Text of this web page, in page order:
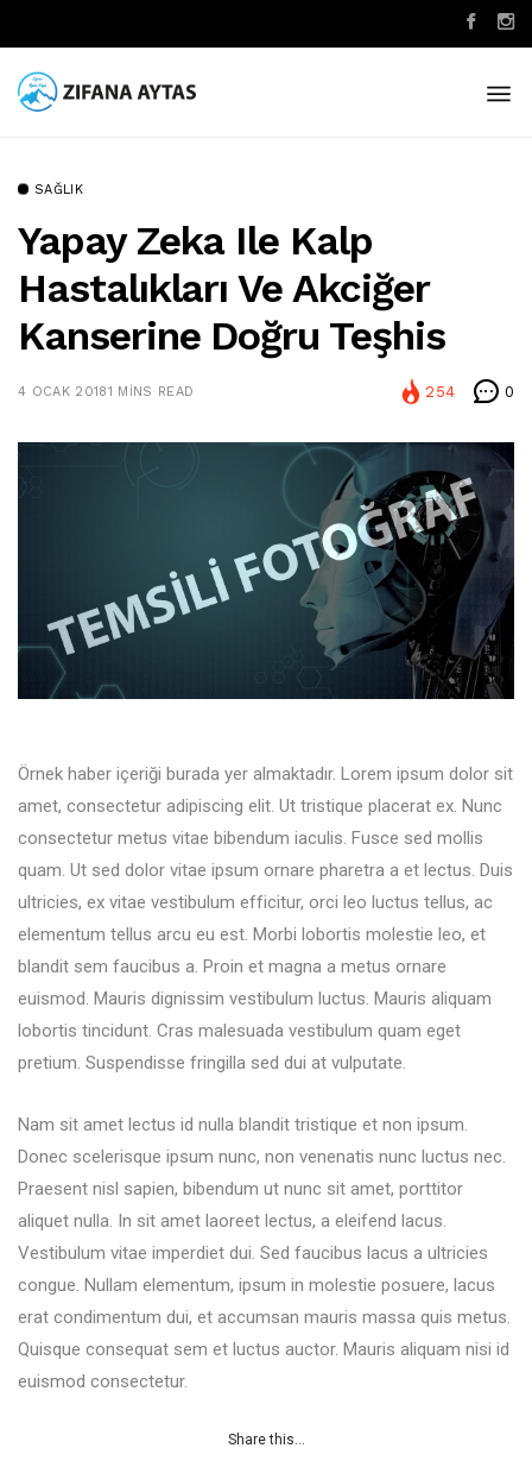
SAĞLIK
Yapay Zeka Ile Kalp
Hastalıkları Ve Akciğer
Kanserine Doğru Teşhis
4 OCAK 20181 MINS READ 254 0
Örnek haber içeriği burada yer almaktadır. Lorem ipsum dolor sit
amet, consectetur adipiscing elit. Ut tristique placerat ex. Nunc
consectetur metus vitae bibendum iaculis. Fusce sed mollis
quam. Ut sed dolor vitae ipsum ornare pharetra a et lectus. Duis
ultricies, ex vitae vestibulum efficitur, orci leo luctus tellus, ac
elementum tellus arcu eu est. Morbi lobortis molestie leo, et
blandit sem faucibus a. Proin et magna a metus ornare
euismod. Mauris dignissim vestibulum luctus. Mauris aliquam
lobortis tincidunt. Cras malesuada vestibulum quam eget
pretium. Suspendisse fringilla sed dui at vulputate.
Nam sit amet lectus id nulla blandit tristique et non ipsum.
Donec scelerisque ipsum nunc, non venenatis nunc luctus nec.
Praesent nisl sapien, bibendum ut nunc sit amet, porttitor
aliquet nulla. In sit amet laoreet lectus, a eleifend lacus.
Vestibulum vitae imperdiet dui. Sed faucibus lacus a ultricies
congue. Nullam elementum, ipsum in molestie posuere, lacus
erat condimentum dui, et accumsan mauris massa quis metus.
Quisque consequat sem et luctus auctor. Mauris aliquam nisi id
euismod consectetur.
Share this...